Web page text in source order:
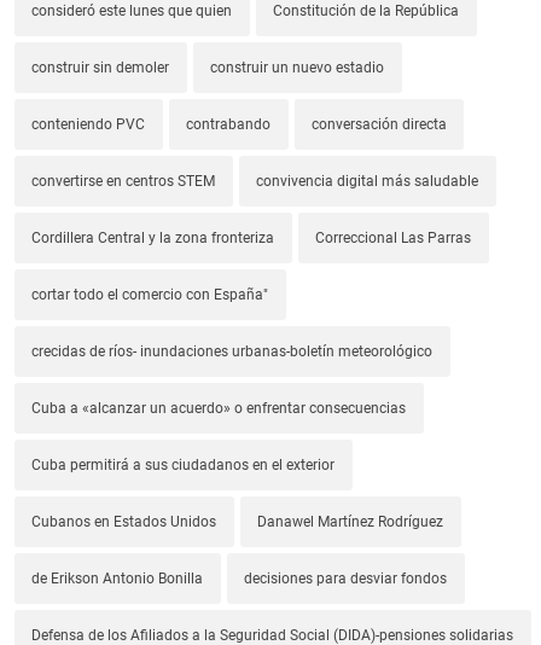
consideró este lunes que quien Constitución de la República
construir sin demoler construir un nuevo estadio
conteniendo PVC contrabando conversación directa
convertirse en centros STEM convivencia digital más saludable
Cordillera Central y la zona fronteriza Correccional Las Parras
cortar todo el comercio con España"
crecidas de ríos- inundaciones urbanas-boletín meteorológico
Cuba a «alcanzar un acuerdo» o enfrentar consecuencias
Cuba permitirá a sus ciudadanos en el exterior
Cubanos en Estados Unidos Danawel Martínez Rodríguez
de Erikson Antonio Bonilla decisiones para desviar fondos
Defensa de los Afiliados a la Seguridad Social (DIDA)-pensiones solidarias